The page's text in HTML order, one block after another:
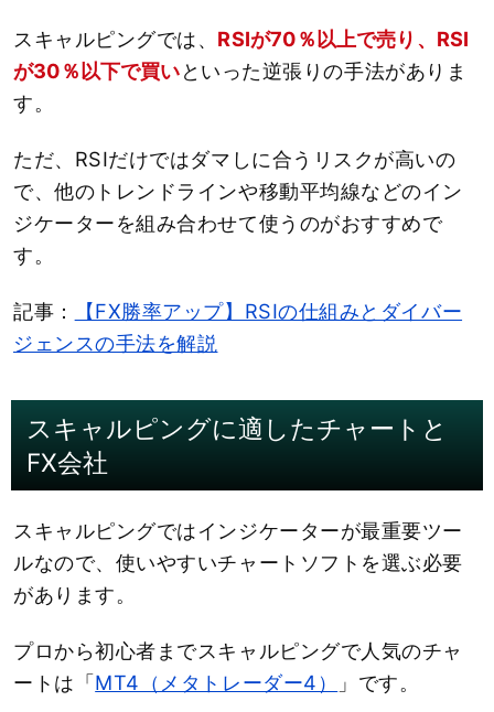
スキャルピングでは、 RSIが70％以上で売り、RSI
が30％以下で買いといった逆張りの手法がありま
す。
ただ、RSIだけではダマしに合うリスクが高いの
で、他のトレンドラインや移動平均線などのイン
ジケーターを組み合わせて使うのがおすすめで
す。
記事：
【FX勝率アップ】RSIの仕組みとダイバー
ジェンスの手法を解説
スキャルピングに適したチャートと
FX会社
スキャルピングではインジケーターが最重要ツー
ルなので、使いやすいチャートソフトを選ぶ必要
があります。
プロから初心者までスキャルピングで人気のチャ
ートは「MT4（メタトレーダー4） 」です。